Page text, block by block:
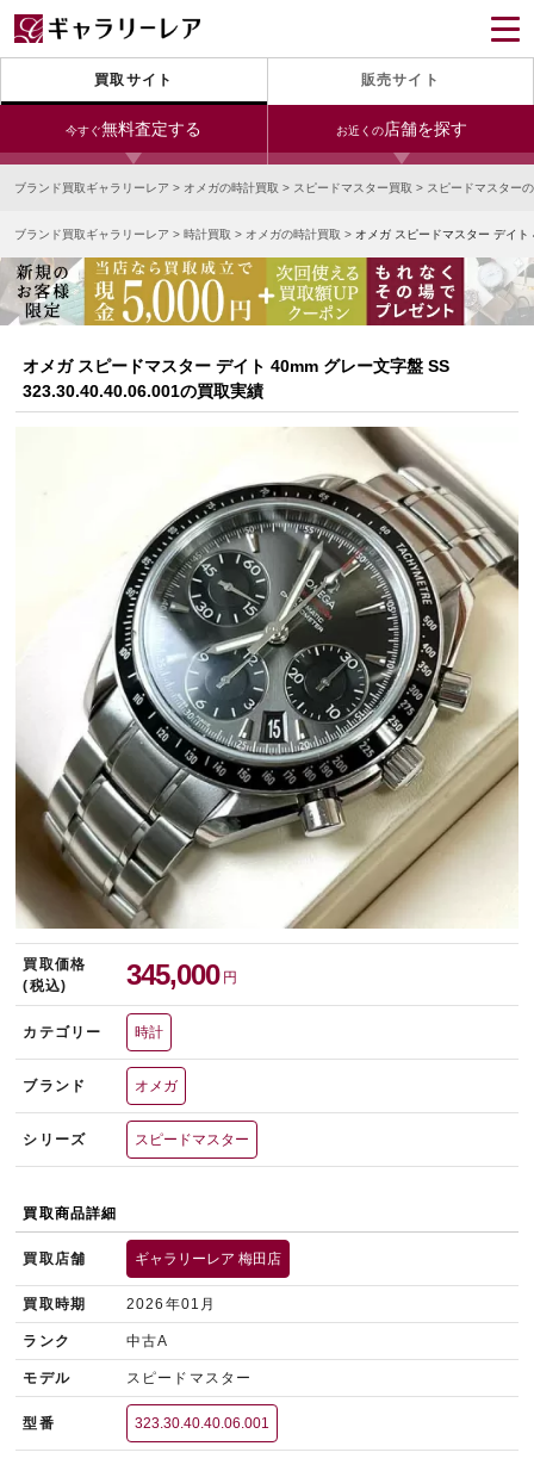
買取サイト 販売サイト
今すぐ無料査定する お近くの店舗を探す
24時間受付（対応時間10:00～19:00）
宅配買取を申し込む
無料の宅配キットをお届けします
今すぐ電話査定
受付時間 10:00～19:00
銀座本店 青山表参道店 新宿東口店
小田急新宿店 LAB東京 名古屋大須店
なんば店 神戸元町(三宮)店
中野ブロードウェイ
宅配買取を申し込む
無料の宅配キットをお届けします
ブランド買取ギャラリーレア > オメガの時計買取 > スピードマスター買取 > スピードマスター
ブランド買取ギャラリーレア > 時計買取 > オメガの時計買取 > オメガ スピードマスター デイ
オメガ スピードマスター デイト 40mm グレー文字盤 SS
323.30.40.40.06.001の買取実績
買取価格
(税込)
345,000 円
カテゴリー 時計
ブランド オメガ
シリーズ スピードマスター
買取商品詳細
買取店舗 ギャラリーレア 梅田店
買取時期 2026年01月
ランク 中古A
モデル スピードマスター
型番 323.30.40.40.06.001